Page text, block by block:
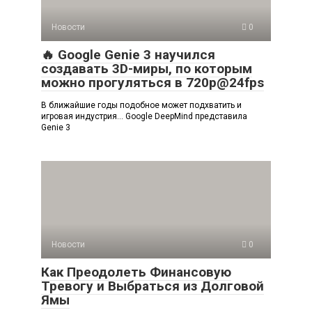
Новости 0
🔥 Google Genie 3 научился
создавать 3D-миры, по которым
можно прогуляться в 720p@24fps
В ближайшие годы подобное может подхватить и
игровая индустрия… Google DeepMind представила
Genie 3
Новости 0
Как Преодолеть Финансовую
Тревогу и Выбраться из Долговой
Ямы